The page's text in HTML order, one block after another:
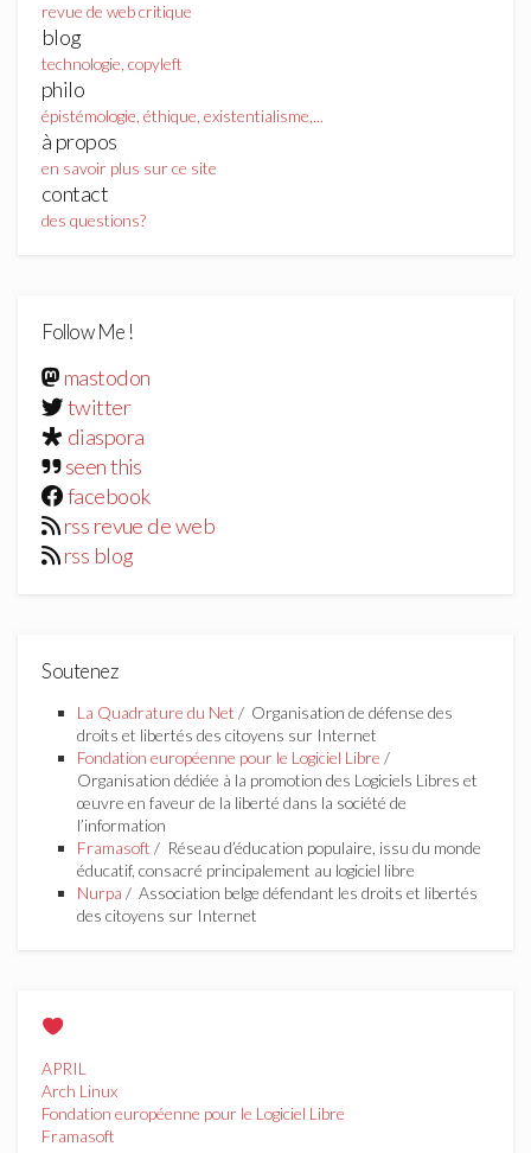
revue de web critique
blog
technologie, copyleft
philo
épistémologie, éthique, existentialisme,...
à propos
en savoir plus sur ce site
contact
des questions?
Follow Me !
mastodon
twitter
diaspora
seen this
facebook
rss revue de web
rss blog
Soutenez
La Quadrature du Net / Organisation de défense des
droits et libertés des citoyens sur Internet
Fondation européenne pour le Logiciel Libre /
Organisation dédiée à la promotion des Logiciels Libres et
œuvre en faveur de la liberté dans la société de
l’information
Framasoft / Réseau d’éducation populaire, issu du monde
éducatif, consacré principalement au logiciel libre
Nurpa / Association belge défendant les droits et libertés
des citoyens sur Internet
APRIL
Arch Linux
Fondation européenne pour le Logiciel Libre
Framasoft